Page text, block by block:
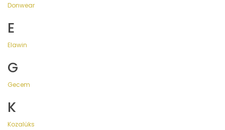
Donwear
E
Elawin
G
Gecem
K
Kozalüks